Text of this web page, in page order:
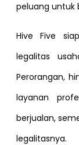
peluang untuk
Hive Five
legalitas
Perorangan,
layanan
berjualan,
legalitasnya.